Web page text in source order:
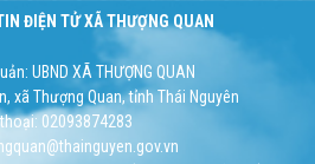
ĐIỆN TỬ XÃ THƯỢNG QUAN
UBND XÃ THƯỢNG QUAN
xã Thượng Quan, tỉnh Thái Nguyên
02093874283